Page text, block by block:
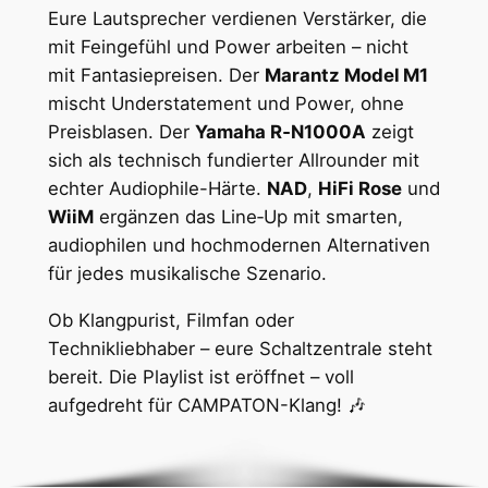
Eure Lautsprecher verdienen Verstärker, die
mit Feingefühl und Power arbeiten – nicht
mit Fantasiepreisen. Der Marantz Model M1
mischt Understatement und Power, ohne
Preisblasen. Der Yamaha R‑N1000A zeigt
sich als technisch fundierter Allrounder mit
echter Audiophile-Härte. NAD, HiFi Roseund
WiiMergänzen das Line‑Up mit smarten,
audiophilen und hochmodernen Alternativen
für jedes musikalische Szenario.
Ob Klangpurist, Filmfan oder
Technikliebhaber – eure Schaltzentrale steht
bereit. Die Playlist ist eröffnet – voll
aufgedreht für CAMPATON-Klang! 🎶